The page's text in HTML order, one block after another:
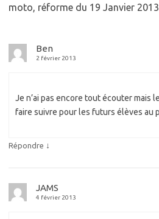
moto, réforme du 19 Janvier 2013
Ben
2 février 2013
Je n’ai pas encore tout écouter mais
faire suivre pour les futurs élèves au
Répondre ↓
JAMS
4 février 2013